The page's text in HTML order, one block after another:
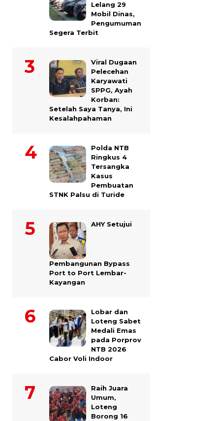
Lelang 29
Mobil Dinas,
Pengumuman
Segera Terbit
Viral Dugaan
Pelecehan
Karyawati
SPPG, Ayah
Korban:
Setelah Saya Tanya, Ini
Kesalahpahaman
Polda NTB
Ringkus 4
Tersangka
Kasus
Pembuatan
STNK Palsu di Turide
AHY Setujui
Pembangunan Bypass
Port to Port Lembar-
Kayangan
Lobar dan
Loteng Sabet
Medali Emas
pada Porprov
NTB 2026
Cabor Voli Indoor
Raih Juara
Umum,
Loteng
Borong 16